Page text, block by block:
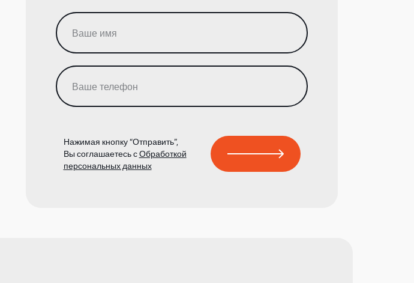
Нажимая кнопку “Отправить”,
Вы соглашаетесь сОбработкой
персональных данных